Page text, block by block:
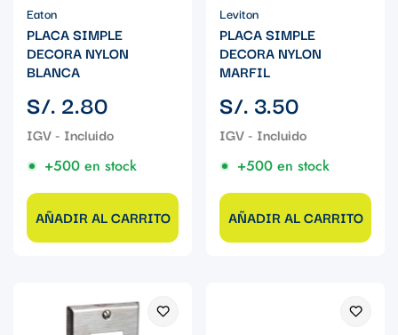
Eaton
PLACA SIMPLE
DECORA NYLON
BLANCA
Precio
regular
S/. 2.80
+500 en stock
AÑADIR AL CARRITO
Leviton
PLACA SIMPLE
DECORA NYLON
MARFIL
Precio
regular
S/. 3.50
+500 en stock
AÑADIR AL CARRITO